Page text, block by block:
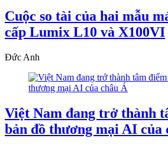
Cuộc so tài của hai mẫu
cấp Lumix L10 và X100VI
Đức Anh
Việt Nam đang trở thành
bản đồ thương mại AI của